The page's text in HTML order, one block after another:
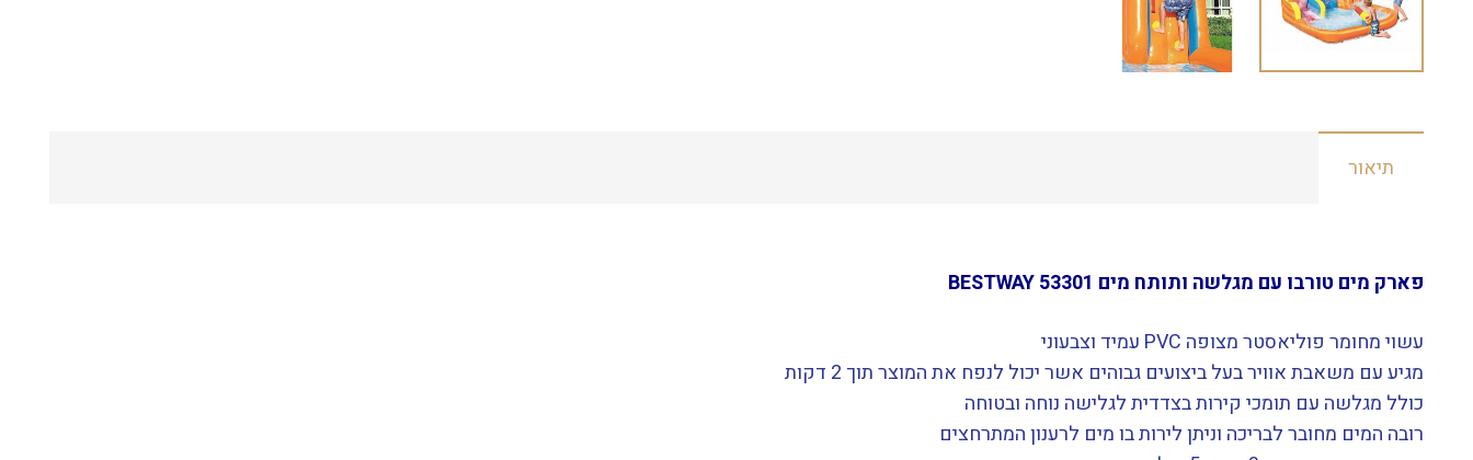
תיאור
פארק מים טורבו עם מגלשה ותותח מים BESTWAY 53301
עשוי מחומר פוליאסטר מצופה PVC עמיד וצבעוני
מגיע עם משאבת אוויר בעל ביצועים גבוהים אשר יכול לנפח את המוצר תוך 2 דקות
כולל מגלשה עם תומכי קירות בצדדית לגלישה נוחה ובטוחה
רובה המים מחובר לבריכה וניתן לירות בו מים לרענון המתרחצים